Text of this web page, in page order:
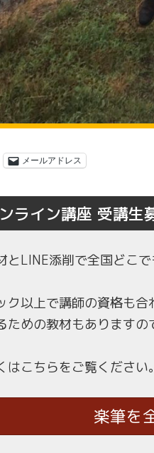
メールアドレス
ライン講座 受講生
とLINE添削で全国どこ
ク以上で講師の資格も
ための教材もあります
はこちらをご覧ください。
楽筆を